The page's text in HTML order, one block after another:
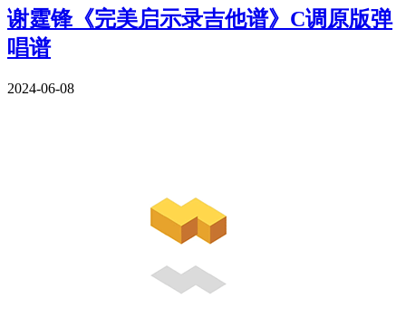
谢霆锋《完美启示录吉他谱》C调原版弹
唱谱
2024-06-08